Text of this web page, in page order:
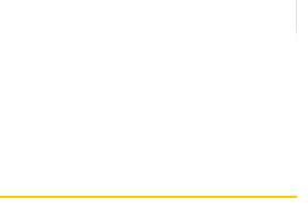
810G 軍用認證標準，在各
常運作；並具備 10ATM 防水等
式，能夠提供更準確的潛水數